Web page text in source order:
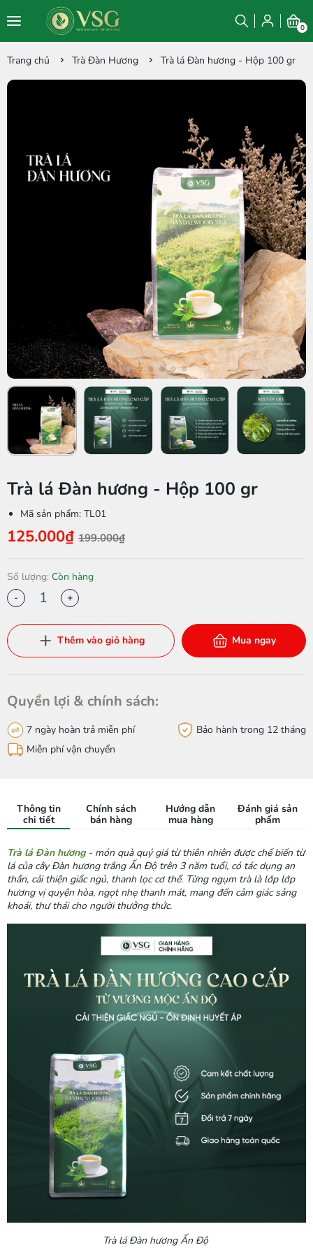
0
Trang chủ Trà Đàn Hương Trà lá Đàn hương - Hộp 100 gr
Trà lá Đàn hương - Hộp 100 gr
Mã sản phẩm: TL01
125.000₫ 199.000₫
Số lượng: Còn hàng
-
+
Thêm vào giỏ hàng Mua ngay
Quyền lợi & chính sách:
7 ngày hoàn trả miễn phí
Bảo hành trong 12 tháng
Miễn phí vận chuyển
Thông tin
chi tiết
Chính sách
bán hàng
Hướng dẫn
mua hàng
Đánh giá sản
phẩm
Trà lá Đàn hương- món quà quý giá từ thiên nhiên được chế biến từ
lá của cây Đàn hương trắng Ấn Độ trên 3 năm tuổi, có tác dụng an
thần, cải thiện giấc ngủ, thanh lọc cơ thể. Từng ngụm trà là lớp lớp
hương vị quyện hòa, ngọt nhẹ thanh mát, mang đến cảm giác sảng
khoái, thư thái cho người thưởng thức.
Trà lá Đàn hương Ấn Độ